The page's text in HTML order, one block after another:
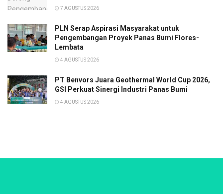
7 AGUSTUS 2026
PLN Serap Aspirasi Masyarakat untuk
Pengembangan Proyek Panas Bumi Flores-
Lembata
4 AGUSTUS 2026
PT Benvors Juara Geothermal World Cup 2026,
GSI Perkuat Sinergi Industri Panas Bumi
4 AGUSTUS 2026